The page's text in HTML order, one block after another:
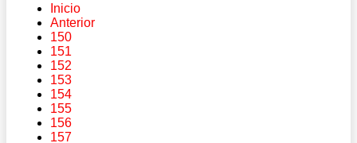
Inicio
Anterior
150
151
152
153
154
155
156
157